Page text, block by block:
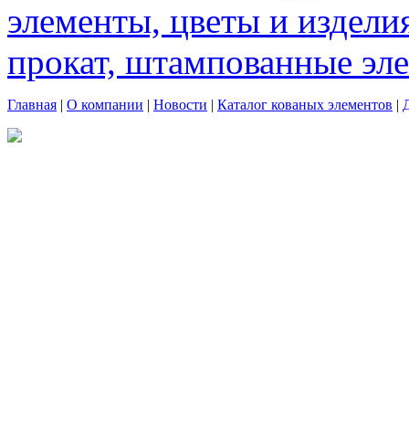
элементы, цветы и
прокат, штампованные
Главная | О компании | Новости | Каталог кованых элементов |